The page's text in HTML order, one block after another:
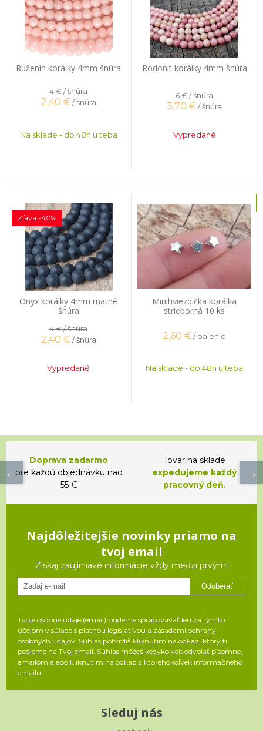
Ruženín korálky 4mm šnúra
4 €/ šnúra
2,40 € / šnúra
Na sklade - do 48h u teba
Rodonit korálky 4mm šnúra
6 €/ šnúra
3,70 €/ šnúra
Vypredané
Ónyx korálky 4mm matné
šnúra
Zľava -40%
4 €/ šnúra
2,40 € / šnúra
Vypredané
Minihviezdička korálka
strieborná 10 ks
2,60 €/ balenie
Na sklade - do 48h u teba
Doprava zadarmo
pre každú objednávku nad
55 €
Tovar na sklade
expedujeme každý
pracovný deň.
Najdôležitejšie novinky priamo na
tvoj email
Získaj zaujímavé informácie vždy medzi prvými
Odoberať
Tvoje osobné údaje (email) budeme spracovávať len za týmto
účelom v súlade s platnou legislatívou a zásadami ochrany
osobných údajov. Súhlas potvrdíš kliknutím na odkaz, ktorý ti
pošleme na Tvoj email. Súhlas môžeš kedykoľvek odvolať písomne,
emailom alebo kliknutím na odkaz z ktoréhokoľvek informačného
emailu.
Sleduj nás